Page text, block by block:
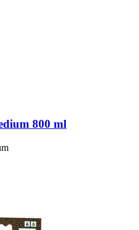
800 ml